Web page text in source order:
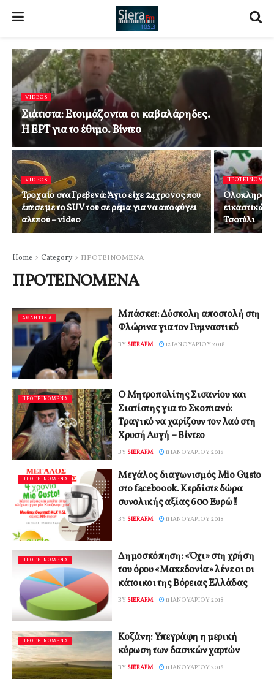
VIDEOS
Σιάτιστα: Ετοιμάζονται οι καβαλάρηδες.
Η ΕΡΤ για το έθιμο. Βίντεο
VIDEOS
Τροχαίο στα Γρεβενά: Άγιο είχε 24χρονος που
έπεσε με το SUV του σε ρέμα για να αποφύγει
αλεπού – video
Τσοτύλι
Home Category ΠΡΟΤΕΙΝΟΜΕΝΑ
ΠΡΟΤΕΙΝΟΜΕΝΑ
ΑΘΛΗΤΙΚΑ
Μπάσκετ: Δύσκολη αποστολή στη
Φλώρινα για τον Γυμναστικό
BY SIERAFM 12 ΙΑΝΟΥΑΡΊΟΥ 2018
ΠΡΟΤΕΙΝΟΜΕΝΑ
Ο Μητροπολίτης Σισανίου και
Σιατίστης για το Σκοπιανό:
Τραγικό να χαρίζουν τον λαό στη
Χρυσή Αυγή – Βίντεο
BY SIERAFM 11 ΙΑΝΟΥΑΡΊΟΥ 2018
ΠΡΟΤΕΙΝΟΜΕΝΑ
Μεγάλος διαγωνισμός Mio Gusto
στο faceboook. Κερδίστε δώρα
συνολικής αξίας 600 Ευρώ!!
BY SIERAFM 11 ΙΑΝΟΥΑΡΊΟΥ 2018
ΠΡΟΤΕΙΝΟΜΕΝΑ
Δημοσκόπηση: «Όχι» στη χρήση
του όρου «Μακεδονία» λένε οι οι
κάτοικοι της Βόρειας Ελλάδας
BY SIERAFM 11 ΙΑΝΟΥΑΡΊΟΥ 2018
ΠΡΟΤΕΙΝΟΜΕΝΑ
Κοζάνη: Υπεγράφη η μερική
κύρωση των δασικών χαρτών
BY SIERAFM 11 ΙΑΝΟΥΑΡΊΟΥ 2018